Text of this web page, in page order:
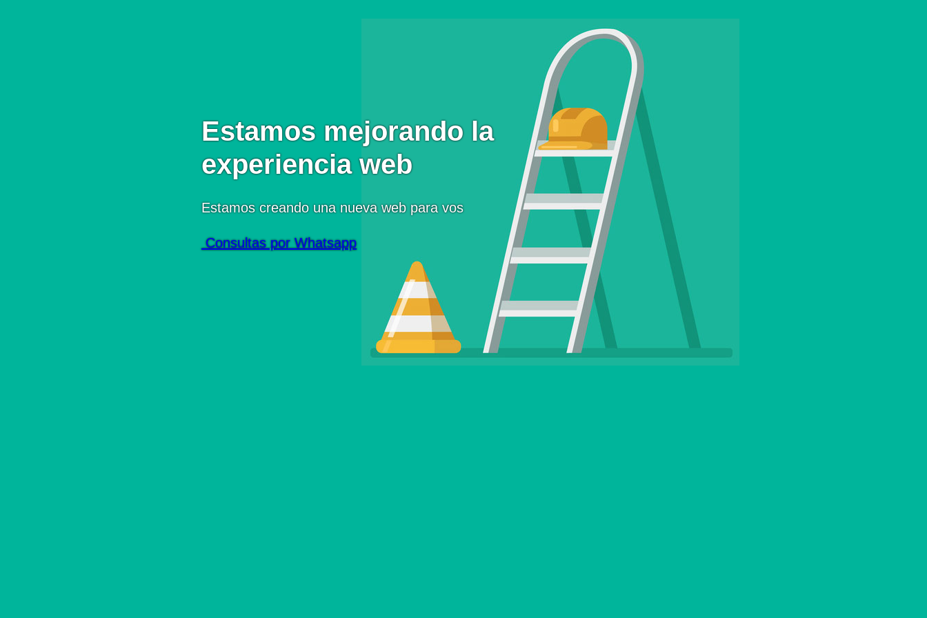
Estamos mejorando la
experiencia web
Estamos creando una nueva web para vos
Consultas por Whatsapp